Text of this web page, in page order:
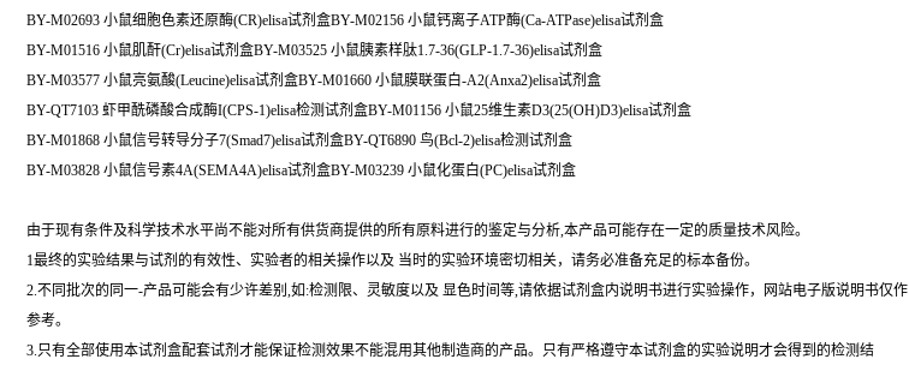
BY-M02693 小鼠细胞色素还原酶(CR)elisa试剂盒BY-M02156 小鼠钙离子ATP酶(Ca-ATPase)elisa试剂盒
BY-M01516 小鼠肌酐(Cr)elisa试剂盒BY-M03525 小鼠胰素样肽1.7-36(GLP-1.7-36)elisa试剂盒
BY-M03577 小鼠亮氨酸(Leucine)elisa试剂盒BY-M01660 小鼠膜联蛋白-A2(Anxa2)elisa试剂盒
BY-QT7103 虾甲酰磷酸合成酶I(CPS-1)elisa检测试剂盒BY-M01156 小鼠25维生素D3(25(OH)D3)elisa试剂盒
BY-M01868 小鼠信号转导分子7(Smad7)elisa试剂盒BY-QT6890 鸟(Bcl-2)elisa检测试剂盒
BY-M03828 小鼠信号素4A(SEMA4A)elisa试剂盒BY-M03239 小鼠化蛋白(PC)elisa试剂盒
由于现有条件及科学技术水平尚不能对所有供货商提供的所有原料进行的鉴定与分析,本产品可能存在一定的质量技术风险。
1最终的实验结果与试剂的有效性、实验者的相关操作以及 当时的实验环境密切相关，请务必准备充足的标本备份。
2.不同批次的同一-产品可能会有少许差别,如:检测限、灵敏度以及 显色时间等,请依据试剂盒内说明书进行实验操作，网站电子版说明书仅作
参考。
3.只有全部使用本试剂盒配套试剂才能保证检测效果不能混用其他制造商的产品。只有严格遵守本试剂盒的实验说明才会得到的检测结